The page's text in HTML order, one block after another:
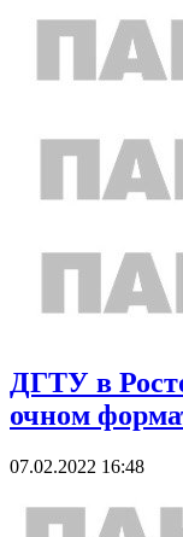
ДГТУ в
очном
07.02.2022 16:48